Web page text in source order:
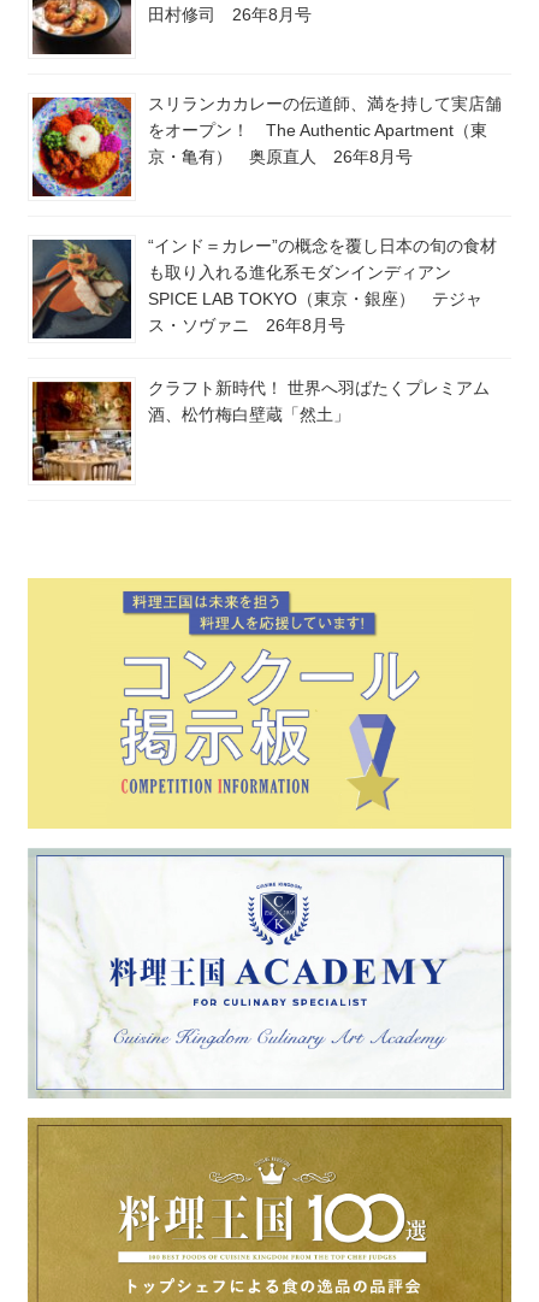
田村修司 26年8月号
スリランカカレーの伝道師、満を持して実店舗
をオープン！ The Authentic Apartment（東
京・亀有） 奥原直人 26年8月号
“インド＝カレー”の概念を覆し日本の旬の食材
も取り入れる進化系モダンインディアン
SPICE LAB TOKYO（東京・銀座） テジャ
ス・ソヴァニ 26年8月号
クラフト新時代！ 世界へ羽ばたくプレミアム
酒、松竹梅白壁蔵「然土」